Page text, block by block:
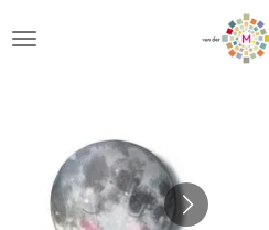
direct